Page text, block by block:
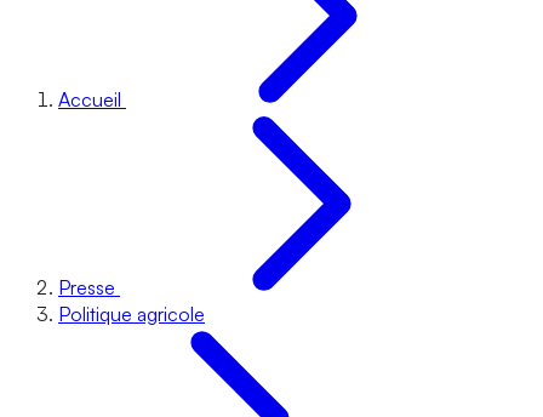
Accueil
Presse
Politique agricole